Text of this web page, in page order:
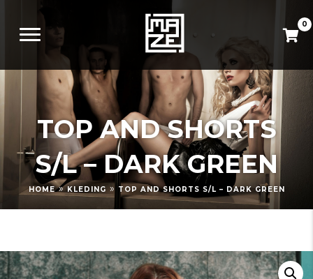
0
TOP AND SHORTS
S/L – DARK GREEN
HOME » KLEDING » TOP AND SHORTS S/L – DARK GREEN